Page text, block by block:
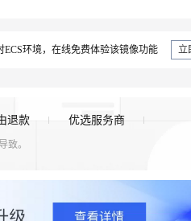
环境，在线免费体验该镜像功能 立
退款 优选服务商
致。